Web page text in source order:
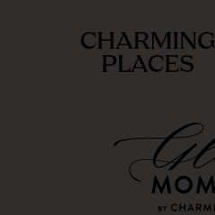
CHARMING
PLACES